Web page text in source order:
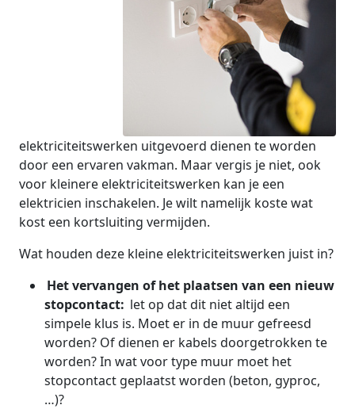
elektriciteitswerken uitgevoerd dienen te worden
door een ervaren vakman. Maar vergis je niet, ook
voor kleinere elektriciteitswerken kan je een
elektricien inschakelen. Je wilt namelijk koste wat
kost een kortsluiting vermijden.
Wat houden deze kleine elektriciteitswerken juist in?
Het vervangen of het plaatsen van een nieuw
stopcontact: let op dat dit niet altijd een
simpele klus is. Moet er in de muur gefreesd
worden? Of dienen er kabels doorgetrokken te
worden? In wat voor type muur moet het
stopcontact geplaatst worden (beton, gyproc,
…)?